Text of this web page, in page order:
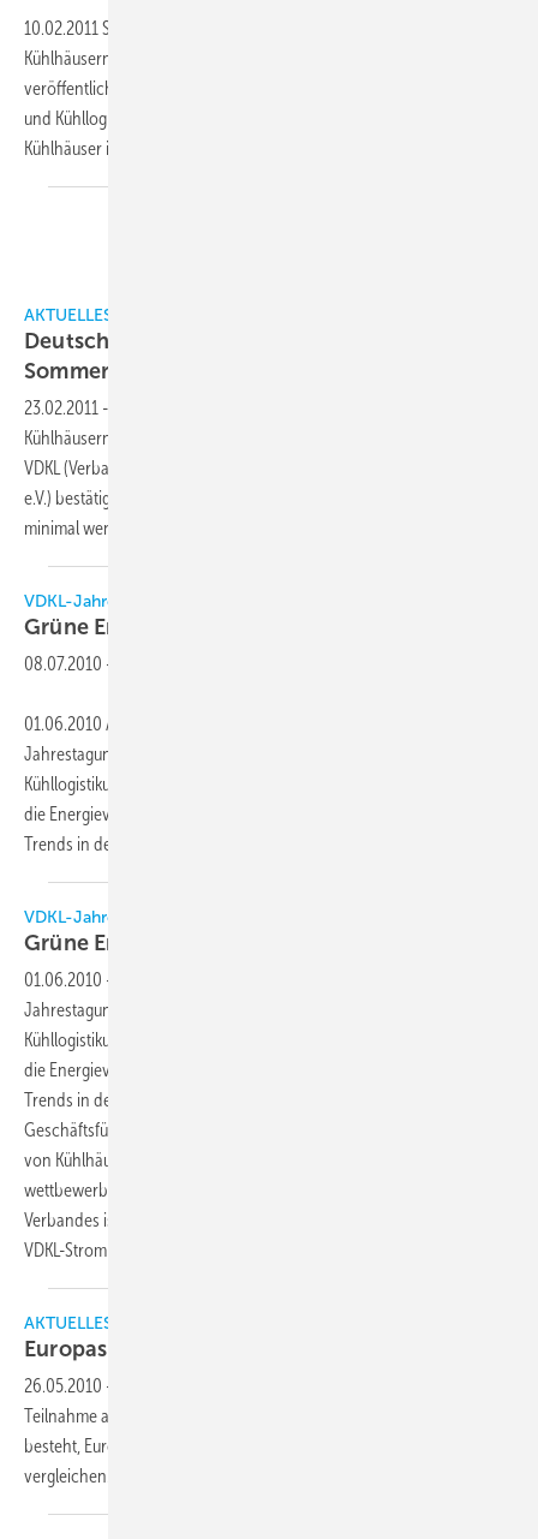
10.02.2011 Seit August 2010 geht es bei den gewerblichen
Kühlhäusern in Deutschland spürbar aufwärts. Die jetzt
veröffentlichten aktuellen Zahlen des Verbands Deutscher Kühlhäuser
und Kühllogistikunternehmen e. V. (VDKL) bestätigen, dass die
Kühlhäuser im Jahresvergleich zu 2009 zwar
AKTUELLES
Deutsche Kühlhäuser: Aufwärts-Trend seit
Sommer
23.02.2011 -
Kühlhäusern in Deutschland spürbar aufwärts. Aktuelle Zahlen des
VDKL (Verband Deutscher Kühlhäuser und Kühllogistikunternehmen
e.V.) bestätigen, dass die Kühlhäuser im Jahresvergleich zu 2009 zwar
minimal weniger ausgelastet
VDKL-Jahrestagung 2010
Grüne Energie für
08.07.2010 -
01.06.2010 Am 28. und 29. Mai 2010 fand in Bremerhaven die
Jahrestagung des Verbands Deutscher Kühlhäuser und
Kühllogistikunternehmen (VDKL) statt. Kernthemen der Tagung waren
die Energieversorgung von Kühlhäusern mit grüner Energie und
Trends in der temperaturgeführten Logistik.
VDKL-Jahrestagung 2010
Grüne Energie für
01.06.2010 -
Jahrestagung des Verband Deutscher Kühlhäuser und
Kühllogistikunternehmen (VDKL) statt. Kernthemen der Tagung waren
die Energieversorgung von Kühlhäusern mit grüner Energie und
Trends in der temperaturgeführten Logistik. Jan Peilnsteiner,
Geschäftsführer des VDKL, hält die vollständige Energieversorgung
von Kühlhäusern mit Strom aus regenerativen Energiequellen zu
wettbewerbsfähigen Preisen schon bald für realisierbar. Ziel des
Verbandes ist eine Versorgung der Mitgliedsunternehmen über den
VDKL-Strompool mit zu 100% CO2-freier
AKTUELLES
Europas Kühlhäuser im
26.05.2010 -
Teilnahme an einer Benchmarking-Studie auf, deren Ziel darin
besteht, Europas öffentliche Kühlhäuser miteinander zu
vergleichen.